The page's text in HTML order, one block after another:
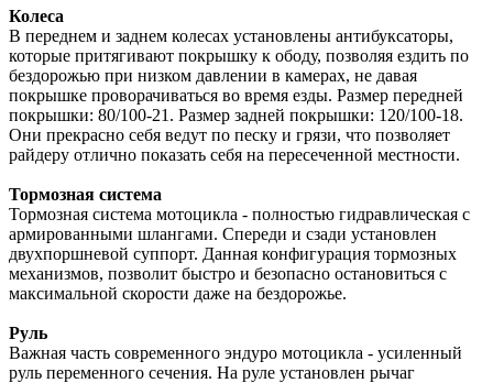
Колеса
В переднем и заднем колесах установлены антибуксаторы,
которые притягивают покрышку к ободу, позволяя ездить по
бездорожью при низком давлении в камерах, не давая
покрышке проворачиваться во время езды. Размер передней
покрышки: 80/100-21. Размер задней покрышки: 120/100-18.
Они прекрасно себя ведут по песку и грязи, что позволяет
райдеру отлично показать себя на пересеченной местности.
Тормозная система
Тормозная система мотоцикла - полностью гидравлическая с
армированными шлангами. Спереди и сзади установлен
двухпоршневой суппорт. Данная конфигурация тормозных
механизмов, позволит быстро и безопасно остановиться с
максимальной скорости даже на бездорожье.
Руль
Важная часть современного эндуро мотоцикла - усиленный
руль переменного сечения. На руле установлен рычаг